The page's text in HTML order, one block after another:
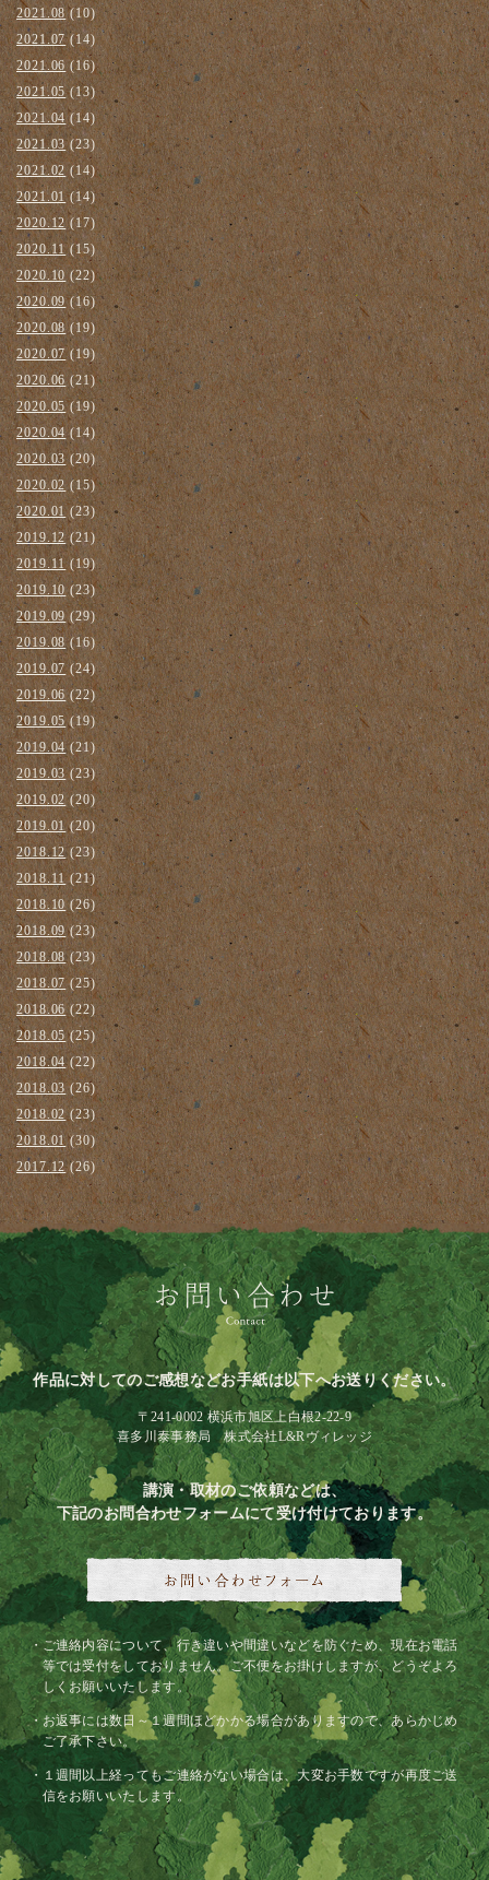
2021.08(10)
2021.07(14)
2021.06 (16)
2021.05(13)
2021.04(14)
2021.03(23)
2021.02 (14)
2021.01(14)
2020.12(17)
2020.11(15)
2020.10 (22)
2020.09(16)
2020.08 (19)
2020.07(19)
2020.06 (21)
2020.05(19)
2020.04(14)
2020.03(20)
2020.02 (15)
2020.01(23)
2019.12(21)
2019.11 (19)
2019.10 (23)
2019.09(29)
2019.08(16)
2019.07(24)
2019.06(22)
2019.05(19)
2019.04(21)
2019.03(23)
2019.02(20)
2019.01 (20)
2018.12(23)
2018.11(21)
2018.10(26)
2018.09 (23)
2018.08(23)
2018.07 (25)
2018.06 (22)
2018.05(25)
2018.04(22)
2018.03 (26)
2018.02(23)
2018.01(30)
2017.12(26)
作品に対してのご感想などお手紙は以下へお送りください。
〒241-0002 横浜市旭区上白根2-22-9
喜多川泰事務局 株式会社L&Rヴィレッジ
講演・取材のご依頼などは、
下記のお問合わせフォームにて受け付けております。
ご連絡内容について、行き違いや間違いなどを防ぐため、現在お電話
等では受付をしておりません。ご不便をお掛けしますが、どうぞよろ
しくお願いいたします。
お返事には数日～１週間ほどかかる場合がありますので、あらかじめ
ご了承下さい。
１週間以上経ってもご連絡がない場合は、大変お手数ですが再度ご送
信をお願いいたします。